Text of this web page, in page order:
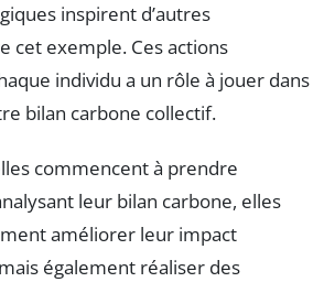
inspirent d’autres
cet exemple. Ces actions
individu a un rôle à jouer dans
bilan carbone collectif.
commencent à prendre
leur bilan carbone, elles
améliorer leur impact
également réaliser des